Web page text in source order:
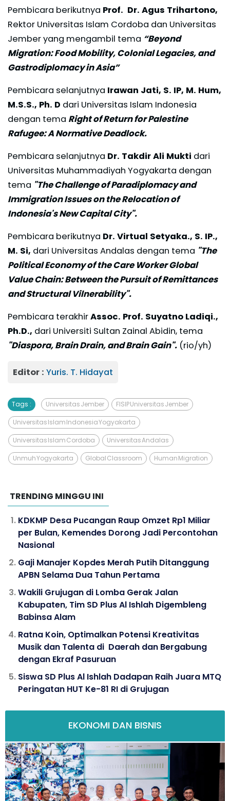
Pembicara berikutnya Prof. Dr. Agus Trihartono,
Rektor Universitas Islam Cordoba dan Universitas
Jember yang mengambil tema “Beyond
Migration: Food Mobility, Colonial Legacies, and
Gastrodiplomacy in Asia”
Pembicara selanjutnya Irawan Jati, S. IP, M. Hum,
M.S.S., Ph. D dari Universitas Islam Indonesia
dengan tema Right of Return for Palestine
Rafugee: A Normative Deadlock.
Pembicara selanjutnya Dr. Takdir Ali Mukti dari
Universitas Muhammadiyah Yogyakarta dengan
tema "The Challenge of Paradiplomacy and
Immigration Issues on the Relocation of
Indonesia's New Capital City".
Pembicara berikutnya Dr. Virtual Setyaka., S. IP.,
M. Si, dari Universitas Andalas dengan tema "The
Political Economy of the Care Worker Global
Value Chain: Between the Pursuit of Remittances
and Structural Vilnerability".
Pembicara terakhirAssoc. Prof. Suyatno Ladiqi.,
Ph.D., dari Universiti Sultan Zainal Abidin, tema
"Diaspora, Brain Drain, and Brain Gain". (rio/yh)
Editor : Yuris. T. Hidayat
Tags : Universitas Jember FISIP Universitas Jember
Universitas Islam Indonesia Yogyakarta
Universitas Islam Cordoba Universitas Andalas
Unmuh Yogyakarta Global Classroom Human Migration
TRENDING MINGGU INI
KDKMP Desa Pucangan Raup Omzet Rp1 Miliar
per Bulan, Kemendes Dorong Jadi Percontohan
Nasional
Gaji Manajer Kopdes Merah Putih Ditanggung
APBN Selama Dua Tahun Pertama
Wakili Grujugan di Lomba Gerak Jalan
Kabupaten, Tim SD Plus Al Ishlah Digembleng
Babinsa Alam
Ratna Koin, Optimalkan Potensi Kreativitas
Musik dan Talenta di Daerah dan Bergabung
dengan Ekraf Pasuruan
Siswa SD Plus Al Ishlah Dadapan Raih Juara MTQ
Peringatan HUT Ke-81 RI di Grujugan
EKONOMI DAN BISNIS